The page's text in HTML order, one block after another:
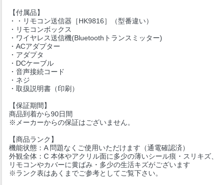
【付属品】
・・リモコン送信器［HK9816］（型番違い）
・リモコンボックス
・ワイヤレス送信機(Bluetoothトランスミッター)
・ACアダプター
・アダプタ
・DCケーブル
・音声接続コード
・ネジ
・取扱説明書（印刷）
【保証期間】
商品到着から90日間
※メーカーからの保証はございません。
【商品ランク】
機能状態：A 問題なくご使用いただけます（通電確認済）
外観全体：C 本体やアクリル面に多少の薄いシール痕・スリキズ、
リモコンやカバーに黄ばみ・多少の生活キズがございます
※ランク表はあくまでご参考としてご覧下さい。